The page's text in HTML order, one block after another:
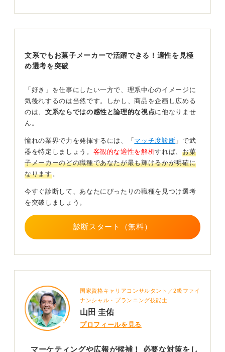
0
文系でもお菓子メーカーで活躍できる！適性を見極
め選考を突破
「好き」を仕事にしたい一方で、理系中心のイメージに
気後れするのは当然です。しかし、商品を企画し広める
のは、 文系ならではの感性と論理的な視点に他なりませ
ん。
憧れの業界で力を発揮するには、「 マッチ度診断 」で武
器を特定しましょう。 客観的な適性を解析すれば、 お菓
子メーカーのどの職種であなたが最も輝けるかが明確に
なります。
今すぐ診断して、あなたにぴったりの職種を見つけ選考
を突破しましょう。
診断スタート（無料）
国家資格キャリアコンサルタント／2級ファイ
ナンシャル・プランニング技能士
山田 圭佑
プロフィールを見る
マーケティングや広報が候補！ 必要な対策をし